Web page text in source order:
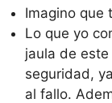
Imagino que
Lo que yo
jaula de
seguridad,
al fallo.